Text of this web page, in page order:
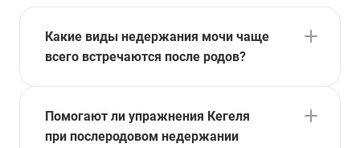
Какие виды недержания мочи чаще
всего встречаются после родов?
Помогают ли упражнения Кегеля
при послеродовом недержании